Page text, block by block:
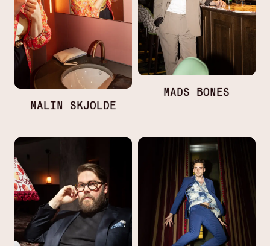
MALIN SKJOLDE
MADS BONES